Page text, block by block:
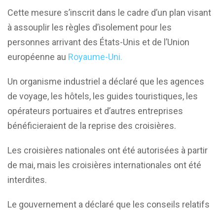
Cette mesure s’inscrit dans le cadre d’un plan visant
à assouplir les règles d’isolement pour les
personnes arrivant des États-Unis et de l’Union
européenne au Royaume-Uni.
Un organisme industriel a déclaré que les agences
de voyage, les hôtels, les guides touristiques, les
opérateurs portuaires et d’autres entreprises
bénéficieraient de la reprise des croisières.
Les croisières nationales ont été autorisées à partir
de mai, mais les croisières internationales ont été
interdites.
Le gouvernement a déclaré que les conseils relatifs